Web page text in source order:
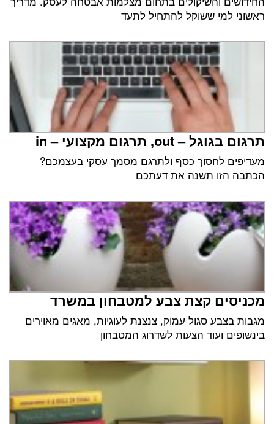
ראשוני למי ששוקל להתחיל לתעד
תרגום בגוגל – out, תרגום מקצועי – in
מעדיפים לחסוך כסף ולתרגם מסמך עסקי בעצמכם?
הכתבה הזו תשנה את דעתכם
מכניסים קצת צבע למטבחון במשרד
מגבות בצבע סגול עמוק, צנצנת לעוגיות, מאגים מאוירים
בינשופים ועוד הצעות לשדרוג המטבחון